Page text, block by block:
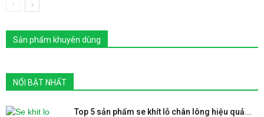
Sản phẩm khuyên dùng
NỔI BẬT NHẤT
Top 5 sản phẩm se khít lỗ chân lông hiệu quả...